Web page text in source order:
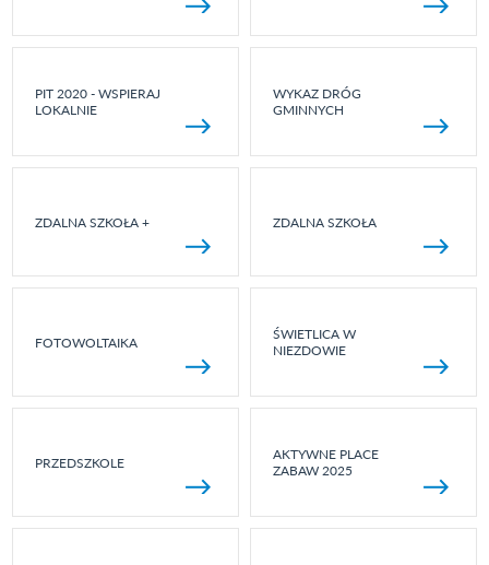
PIT 2020 - WSPIERAJ
LOKALNIE
WYKAZ DRÓG
GMINNYCH
ZDALNA SZKOŁA + ZDALNA SZKOŁA
FOTOWOLTAIKA
ŚWIETLICA W
NIEZDOWIE
PRZEDSZKOLE
AKTYWNE PLACE
ZABAW 2025